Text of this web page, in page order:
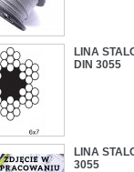
LINA
DIN 3055
LINA
3055